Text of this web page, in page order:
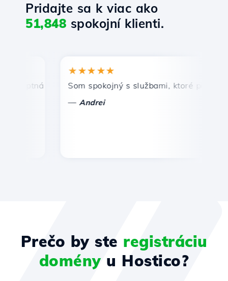
Pridajte sa k viac ako
51,848 spokojní klienti.
a efektívna technická podpora.
★★★★★
Som spokojný s službami, ktoré ponúka
Andrei
Prečo by ste registráciu
doményu Hostico?